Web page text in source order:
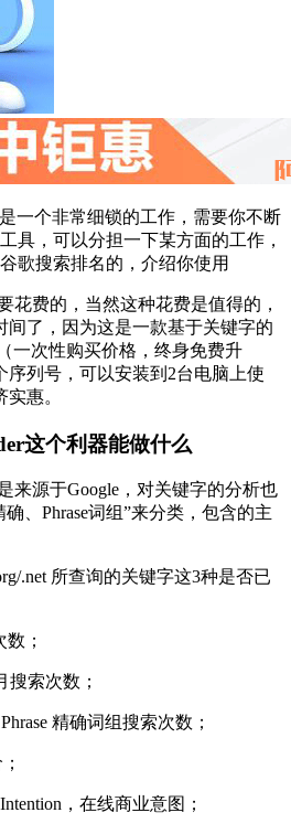
一个非常细锁的工作，需要你不断
具，可以分担一下某方面的工作，
歌搜索排名的，介绍你使用
花费的，当然这种花费是值得的，
间了，因为这是一款基于关键字的
一次性购买价格，终身免费升
序列号，可以安装到2台电脑上使
惠。
这个利器能做什么
来源于Google，对关键字的分析也
确、Phrase词组”来分类，包含的主
.net 所查询的关键字这3种是否已
数；
搜索次数；
精确词组搜索次数；
，在线商业意图；